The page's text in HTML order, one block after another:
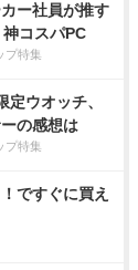
カー社員が推す
神コスパPC
プ特集
定ウオッチ、
の感想は
プ特集
ですぐに買え